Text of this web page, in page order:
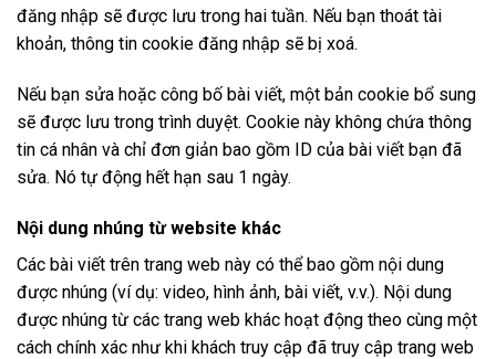
đăng nhập sẽ được lưu trong hai tuần. Nếu bạn thoát tài
khoản, thông tin cookie đăng nhập sẽ bị xoá.
Nếu bạn sửa hoặc công bố bài viết, một bản cookie bổ sung
sẽ được lưu trong trình duyệt. Cookie này không chứa thông
tin cá nhân và chỉ đơn giản bao gồm ID của bài viết bạn đã
sửa. Nó tự động hết hạn sau 1 ngày.
Nội dung nhúng từ website khác
Các bài viết trên trang web này có thể bao gồm nội dung
được nhúng (ví dụ: video, hình ảnh, bài viết, v.v.). Nội dung
được nhúng từ các trang web khác hoạt động theo cùng một
cách chính xác như khi khách truy cập đã truy cập trang web